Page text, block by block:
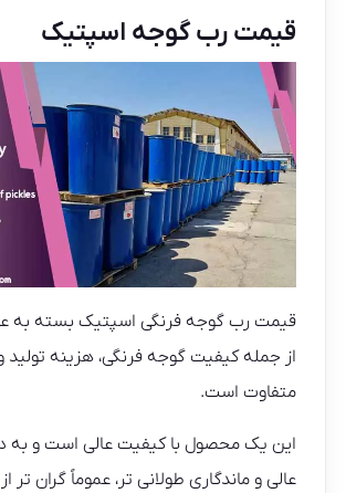
قیمت رب گوجه اسپتیک
قیمت رب گوجه فرنگی اسپتیک بسته به
از جمله کیفیت گوجه فرنگی، هزینه تولید و
متفاوت است.
این یک محصول با کیفیت عالی است و به
عالی و ماندگاری طولانی تر، عموماً گران تر